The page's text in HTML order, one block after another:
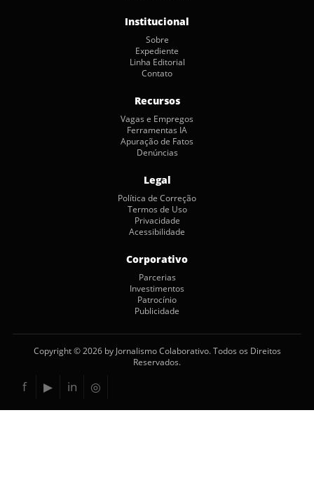
Institucional
Sobre
Expediente
Linha Editorial
Contato
Recursos
Vagas e Empregos
Ferramentas IA
Apuração de Fatos
Denúncias
Legal
Política de Correção
Termos de Uso
Privacidade
Acessibilidade
Corporativo
Parcerias
Investimentos
Patrocínio
Publicidade
Copyright © 2026 by Jornalismo Colaborativo. Todos os Direitos
Reservados.
f ▶ in ◎